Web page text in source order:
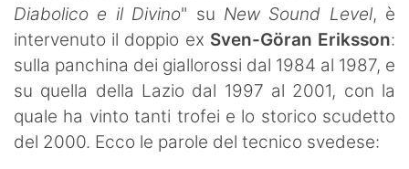
Diabolico e il Divino" su New Sound Level, è
intervenuto il doppio ex Sven-Göran Eriksson:
sulla panchina dei giallorossi dal 1984 al 1987, e
su quella della Lazio dal 1997 al 2001, con la
quale ha vinto tanti trofei e lo storico scudetto
del 2000. Ecco le parole del tecnico svedese: